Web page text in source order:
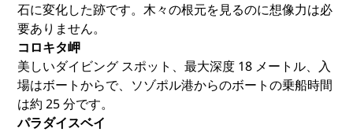
石に変化した跡です。木々の根元を見るのに想像力は必
要ありません。
コロキタ岬
美しいダイビング スポット、最大深度 18 メートル、入
場はボートからで、ソゾポル港からのボートの乗船時間
は約 25 分です。
パラダイスベイ